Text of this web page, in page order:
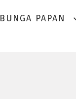
BUNGA PAPAN